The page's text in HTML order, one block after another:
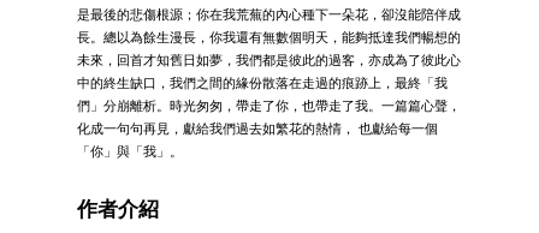
是最後的悲傷根源；你在我荒蕪的內心種下一朵花，卻沒能陪伴成
長。總以為餘生漫長，你我還有無數個明天，能夠抵達我們暢想的
未來，回首才知舊日如夢，我們都是彼此的過客，亦成為了彼此心
中的終生缺口，我們之間的緣份散落在走過的痕跡上，最終「我
們」分崩離析。時光匆匆，帶走了你，也帶走了我。一篇篇心聲，
化成一句句再見，獻給我們過去如繁花的熱情， 也獻給每一個
「你」與「我」。
作者介紹